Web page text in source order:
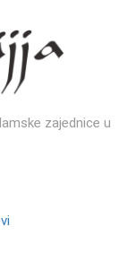
zajednice u